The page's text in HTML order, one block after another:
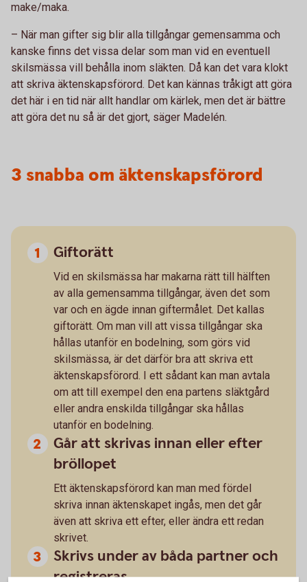
make/maka.
– När man gifter sig blir alla tillgångar gemensamma och
kanske finns det vissa delar som man vid en eventuell
skilsmässa vill behålla inom släkten. Då kan det vara klokt
att skriva äktenskapsförord. Det kan kännas tråkigt att göra
det här i en tid när allt handlar om kärlek, men det är bättre
att göra det nu så är det gjort, säger Madelén.
3 snabba om äktenskapsförord
Giftorätt
Vid en skilsmässa har makarna rätt till hälften
av alla gemensamma tillgångar, även det som
var och en ägde innan giftermålet. Det kallas
giftorätt. Om man vill att vissa tillgångar ska
hållas utanför en bodelning, som görs vid
skilsmässa, är det därför bra att skriva ett
äktenskapsförord. I ett sådant kan man avtala
om att till exempel den ena partens släktgård
eller andra enskilda tillgångar ska hållas
utanför en bodelning.
Går att skrivas innan eller efter
bröllopet
Ett äktenskapsförord kan man med fördel
skriva innan äktenskapet ingås, men det går
även att skriva ett efter, eller ändra ett redan
skrivet.
Skrivs under av båda partner och
registreras